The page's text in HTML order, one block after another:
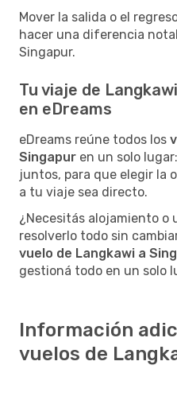
Mover la salida o el
hacer una diferencia
Singapur.
Tu viaje de
en eDreams
eDreams reúne todos los
Singapur en un solo
juntos, para que elegir la
a tu viaje sea directo.
¿Necesitás alojamiento o
resolverlo todo sin
vuelo de Langkawi a
gestioná todo en un solo
Información
vuelos de